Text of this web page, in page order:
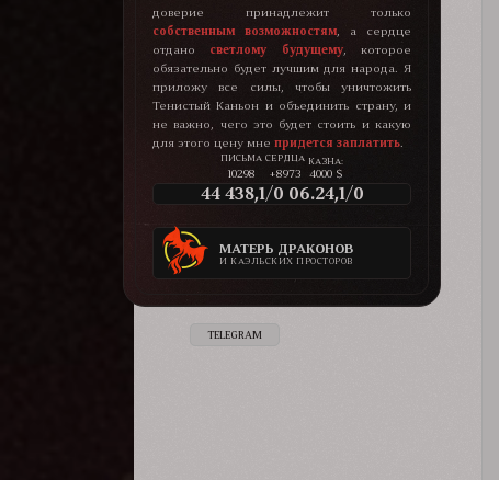
доверие принадлежит только
собственным возможностям , а сердце
отдано светлому будущему, которое
обязательно будет лучшим для народа. Я
приложу все силы, чтобы уничтожить
Тенистый Каньон и объединить страну, и
не важно, чего это будет стоить и какую
для этого цену мне придется заплатить
10298 +8973
КАЗНА:
4000 $
44 438,1/0 06.24,1/0
МАТЕРЬ ДРАКОНОВ
И КАЭЛЬСКИХ ПРОСТОРОВ
TELEGRAM